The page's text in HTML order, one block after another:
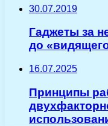
30.07.2019
Гаджеты за
до
16.07.2025
Принципы